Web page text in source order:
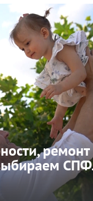
ремонт